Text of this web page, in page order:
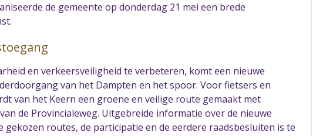
de gemeente op donderdag 21 mei een brede
en verkeersveiligheid te verbeteren, komt een nieuwe
van het Dampten en het spoor. Voor fietsers en
van het Keern een groene en veilige route gemaakt met
de Provincialeweg. Uitgebreide informatie over de nieuwe
gekozen routes, de participatie en de eerdere raadsbesluiten is te